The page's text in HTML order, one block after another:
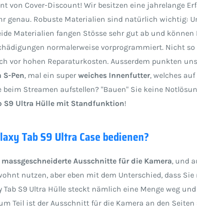
von Cover-Discount! Wir besitzen eine jahrelange
genau. Robuste Materialien sind natürlich wichtig:
Materialien fangen Stösse sehr gut ab und
normalerweise vorprogrammiert. Nicht
vor hohen Reparaturkosten. Ausserdem punkten
Pen, mal ein super weiches Innenfutter, welches
Streamen aufstellen? "Bauen" Sie keine
S9 Ultra Hülle mit Standfunktion!
Tab S9 Ultra Case bedienen?
massgeschneiderte Ausschnitte für die Kamera, und
nutzen, aber eben mit dem Unterschied, dass
S9 Ultra Hülle steckt nämlich eine Menge weg
Teil ist der Ausschnitt für die Kamera an den